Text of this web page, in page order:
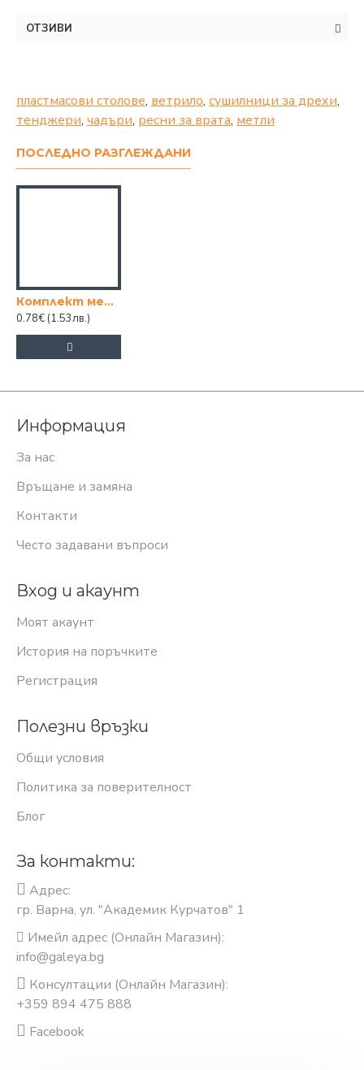
ОТЗИВИ
пластмасови столове, ветрило, сушилници за дрехи,
тенджери, чадъри, ресни за врата, метли
ПОСЛЕДНО РАЗГЛЕЖДАНИ
Комплект метални фиби тик-так – 12 броя извити фиби за коса, златни и черни
0.78€ (1.53лв.)
Информация
За нас
Връщане и замяна
Контакти
Често задавани въпроси
Вход и акаунт
Моят акаунт
История на поръчките
Регистрация
Полезни връзки
Общи условия
Политика за поверителност
Блог
За контакти:
Адрес:
гр. Варна, ул. "Академик Курчатов" 1
Имейл адрес (Онлайн Магазин):
info@galeya.bg
Консултации (Онлайн Магазин):
+359 894 475 888
Facebook